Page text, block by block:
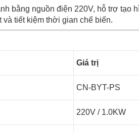
bằng nguồn điện 220V, hỗ trợ tạo
tiết kiệm thời gian chế biến.
Giá trị
CN-BYT-PS
220V /